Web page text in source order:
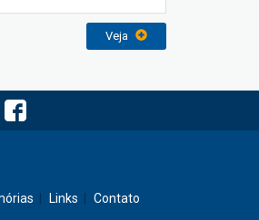
Veja
Links Contato